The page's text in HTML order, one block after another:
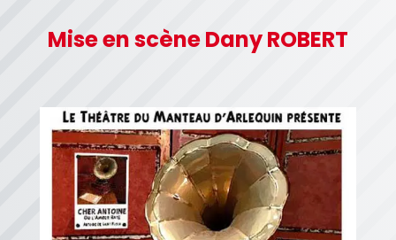
Mise en scène Dany ROBERT